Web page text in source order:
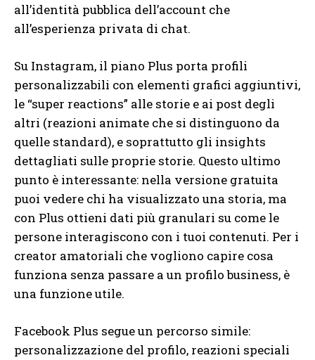
all’identità pubblica dell’account che
all’esperienza privata di chat.
Su Instagram, il piano Plus porta profili
personalizzabili con elementi grafici aggiuntivi,
le “super reactions” alle storie e ai post degli
altri (reazioni animate che si distinguono da
quelle standard), e soprattutto gli insights
dettagliati sulle proprie storie. Questo ultimo
punto è interessante: nella versione gratuita
puoi vedere chi ha visualizzato una storia, ma
con Plus ottieni dati più granulari su come le
persone interagiscono con i tuoi contenuti. Per i
creator amatoriali che vogliono capire cosa
funziona senza passare a un profilo business, è
una funzione utile.
Facebook Plus segue un percorso simile:
personalizzazione del profilo, reazioni speciali